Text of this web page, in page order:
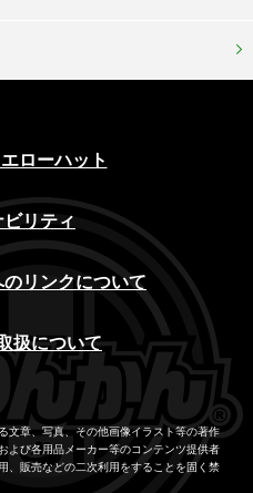
ローハット
リティ
リンクについて
扱について
文章、写真、その他画像イラスト等の著作
よび各用品メーカー等のコンテンツ提供者
、販売などの二次利用をすることを固く禁